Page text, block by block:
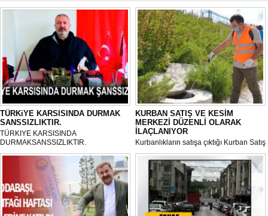
TÜRKiYE KARSISINDA DURMAK
SANSSIZLIKTIR.
TÜRKIYE KARSISINDA
DURMAKSANSSIZLIKTIR.
KURBAN SATIŞ VE KESİM
MERKEZİ DÜZENLİ OLARAK
İLAÇLANIYOR
Kurbanlıkların satışa çıktığı Kurban Satış
mikropların önüne geçilmesi amacıyla
her gün Gölbaşı Belediyesi ekipleri
tarafından düzenli olarak ilaçlanıyor.